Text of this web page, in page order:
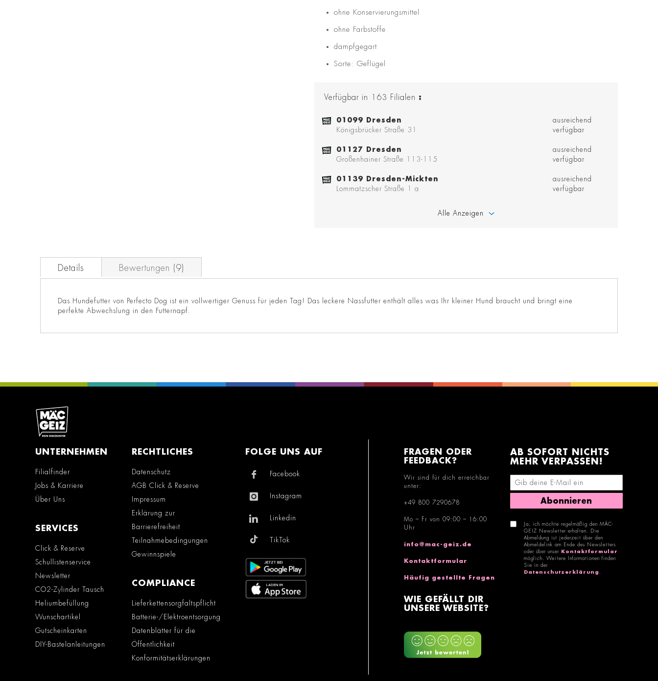
ohne Konservierungsmittel
ohne Farbstoffe
dampfgegart
Sorte: Geflügel
Verfügbar in 163 Filialen :
01099 Dresden
Königsbrücker Straße 31
ausreichend
verfügbar
01127 Dresden
Großenhainer Straße 113-115
ausreichend
verfügbar
01139 Dresden-Mickten
Lommatzscher Straße 1 a
ausreichend
verfügbar
Alle Anzeigen
Details
Das Hundefutter von Perfecto Dog ist ein vollwertiger Genuss für jeden Tag! Das leckere Nassfutter enthält alles was Ihr kleiner Hund braucht und bringt eine
perfekte Abwechslung in den Futternapf.
Bewertungen 9
UNTERNEHMEN
Filialfinder
Jobs & Karriere
Über Uns
SERVICES
Click & Reserve
Schullistenservice
Newsletter
CO2-Zylinder Tausch
Heliumbefüllung
Wunschartikel
Gutscheinkarten
DIY-Bastelanleitungen
RECHTLICHES
Datenschutz
AGB Click & Reserve
Impressum
Erklärung zur
Barrierefreiheit
Teilnahmebedingungen
Gewinnspiele
COMPLIANCE
Lieferkettensorgfaltspflicht
Batterie-/Elektroentsorgung
Datenblätter für die
Öffentlichkeit
Konformitätserklärungen
FOLGE UNS AUF
Facebook
Instagram
Linkedin
TikTok
FRAGEN ODER
FEEDBACK?
Wir sind für dich erreichbar
unter:
+49 800 7290678
Mo – Fr von 09:00 – 16:00
Uhr
info@mac-geiz.de
Kontaktformular
Häufig gestellte Fragen
WIE GEFÄLLT DIR
UNSERE WEBSITE?
AB SOFORT NICHTS
MEHR VERPASSEN!
E-Mail-Adresse eingeben
Abonnieren
Ja, ich möchte regelmäßig den MÄC-
GEIZ Newsletter erhalten. Die
Abmeldung ist jederzeit über den
Abmeldelink am Ende des Newsletters
oder über unser
Kontaktformular
möglich. Weitere Informationen finden
Sie in der
Datenschutzerklärung .